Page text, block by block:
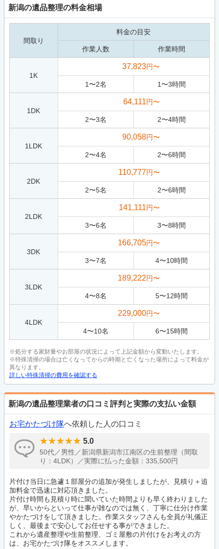
新潟の遺品整理の料金相場
間取り
料金の目安
作業人数 作業時間
1K
37,823円〜
1 〜2名 1 〜3時間
1DK
64,111円〜
2〜3名 2〜4時間
1LDK
90,058円〜
2〜4名 2〜6時間
2DK
110,777円〜
2〜5名 2〜6時間
2LDK
141,111円〜
3〜6名 3〜8時間
3DK
166,705円〜
3〜7名 4〜10時間
3LDK
189,222円〜
4〜8名 5〜12時間
4LDK
229,000円〜
4〜10名 6〜15時間
※処分する家財量やお部屋の状況によって上記金額から変動いたします。
※特殊清掃の場合は亡くなってからの時期と亡くなった場所によって料金が
異なります。
詳しい特殊清掃の費用を確認する
新潟の遺品整理業者の口コミ評判と実際の支払い金額
お宅かたづけ隊へ依頼した人の口コミ
5.0
50代／男性／新潟県新潟市江南区の生前整理（間取
り：4LDK）／実際に払った金額：335,500円
片付け当日に急遽１部屋分の追加が発生しましたが、見積り＋追
加料金で迅速に対応頂きました。
片付け時間も見積り時に聞いていた時間よりも早く終わりました
が、早いからといって仕事が雑なのでは無く、丁寧に仕分け作業
やかたづけをして頂きました。作業スタッフさんも全員が礼儀正
しく、最後まで安心してお任せする事ができました。
これから遺産整理や生前整理、ゴミ屋敷の片付けをお考えの方
は、お宅かたづけ隊をオススメします。